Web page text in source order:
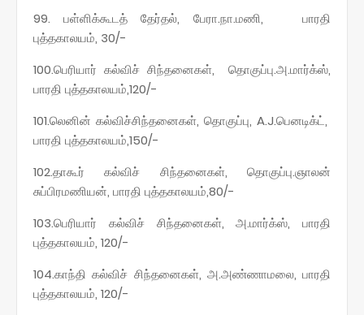
99. பள்ளிக்கூடத் தேர்தல், பேரா.நா.மணி, பாரதி
புத்தகாலயம், 30/-
100.பெரியார் கல்விச் சிந்தனைகள், தொகுப்பு.அ.மார்க்ஸ்,
பாரதி புத்தகாலயம்,120/-
101.லெனின் கல்விச்சிந்தனைகள், தொகுப்பு, A.J.பெனடிக்ட்,
பாரதி புத்தகாலயம்,150/-
102.தாகூர் கல்விச் சிந்தனைகள், தொகுப்பு.ஞாலன்
சுப்பிரமணியன், பாரதி புத்தகாலயம்,80/-
103.பெரியார் கல்விச் சிந்தனைகள், அ.மார்க்ஸ், பாரதி
புத்தகாலயம், 120/-
104.காந்தி கல்விச் சிந்தனைகள், அ.அண்ணாமலை, பாரதி
புத்தகாலயம், 120/-